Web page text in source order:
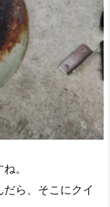
。
ら、そこにクイ